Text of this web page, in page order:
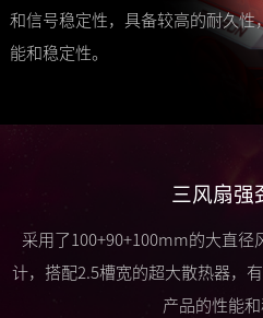
和信号稳定性，具备较高的耐久
能和稳定性。
三风扇强
采用了100+90+100mm的大直
计，搭配2.5槽宽的超大散热器，
产品的性能和